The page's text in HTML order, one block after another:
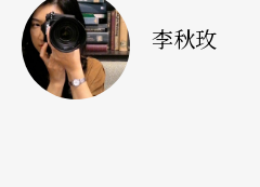
李秋玫